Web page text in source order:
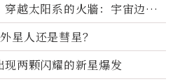
穿越太阳系的火牆：宇宙边界
星人还是彗星？
现两颗闪耀的新星爆发